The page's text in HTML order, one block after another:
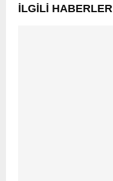
İLGILI HABERLER